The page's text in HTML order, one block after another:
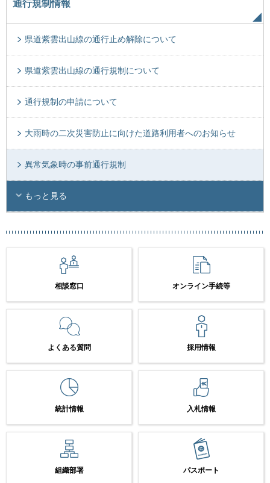
通行規制情報
県道紫雲出山線の通行止め解除について
県道紫雲出山線の通行規制について
通行規制の申請について
大雨時の二次災害防止に向けた道路利用者へのお知らせ
異常気象時の事前通行規制
もっと見る
相談窓口 オンライン手続等
よくある質問 採用情報
統計情報 入札情報
組織部署 パスポート